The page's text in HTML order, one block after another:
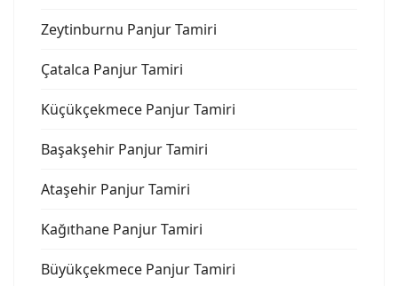
Zeytinburnu Panjur Tamiri
Çatalca Panjur Tamiri
Küçükçekmece Panjur Tamiri
Başakşehir Panjur Tamiri
Ataşehir Panjur Tamiri
Kağıthane Panjur Tamiri
Büyükçekmece Panjur Tamiri